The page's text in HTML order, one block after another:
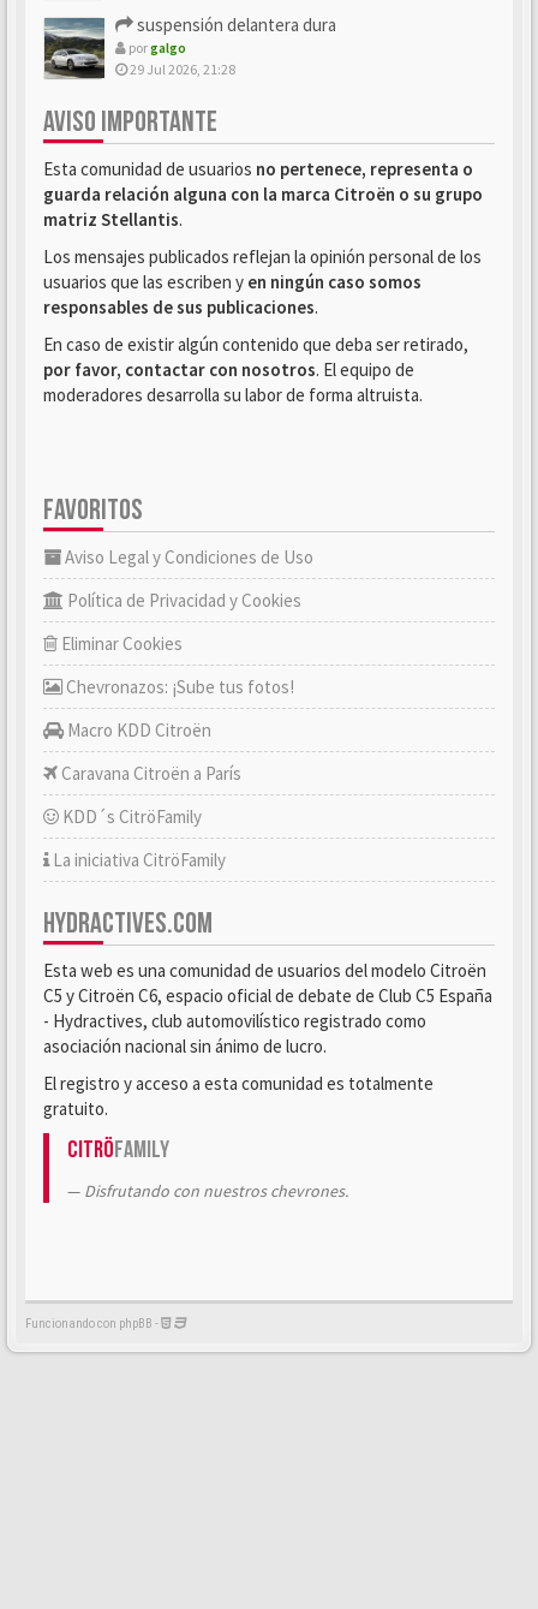
suspensión delantera dura
porgalgo
29 Jul 2026, 21:28
AVISO IMPORTANTE
Esta comunidad de usuarios no pertenece, representa o
guarda relación alguna con la marca Citroën o su grupo
matriz Stellantis.
Los mensajes publicados reflejan la opinión personal de los
usuarios que las escriben y en ningún caso somos
responsables de sus publicaciones.
En caso de existir algún contenido que deba ser retirado,
por favor, contactar con nosotros. El equipo de
moderadores desarrolla su labor de forma altruista.
FAVORITOS
Aviso Legal y Condiciones de Uso
Política de Privacidad y Cookies
Eliminar Cookies
Chevronazos: ¡Sube tus fotos!
Macro KDD Citroën
Caravana Citroën a París
KDD´s CitröFamily
La iniciativa CitröFamily
HYDRACTIVES.COM
Esta web es una comunidad de usuarios del modelo Citroën
C5 y Citroën C6, espacio oficial de debate de Club C5 España
- Hydractives, club automovilístico registrado como
asociación nacional sin ánimo de lucro.
El registro y acceso a esta comunidad es totalmente
gratuito.
CitröFamily
Disfrutando con nuestros chevrones.
Funcionando con phpBB -